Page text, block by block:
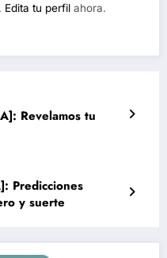
Edita tu perfil ahora.
Revelamos tu
Predicciones
y suerte